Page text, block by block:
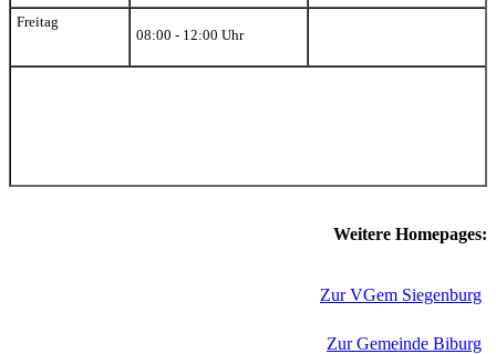
Freitag
08:00 - 12:00 Uhr
Weitere Homepages:
Zur VGem Siegenburg
Zur Gemeinde Biburg